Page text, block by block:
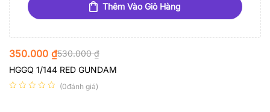
Thêm Vào Giỏ Hàng
530.000₫
350.000 ₫
HGGQ 1/144 RED GUNDAM
(0đánh giá)